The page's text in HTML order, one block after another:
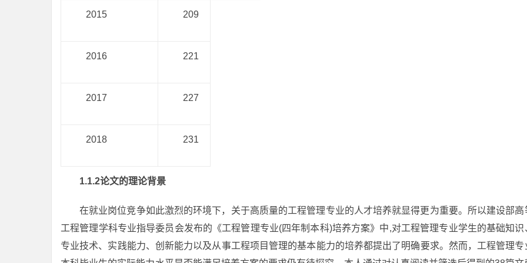
2015 209
2016 221
2017 227
2018 231
1.1.2论文的理论背景
在就业岗位竞争如此激烈的环境下，关于高质量的工程管理专业的人才培养就显得更为重要。所以建设部高
工程管理学科专业指导委员会发布的《工程管理专业(四年制本科)培养方案》中,对工程管理专业学生的基础知识
专业技术、实践能力、创新能力以及从事工程项目管理的基本能力的培养都提出了明确要求。然而，工程管理专